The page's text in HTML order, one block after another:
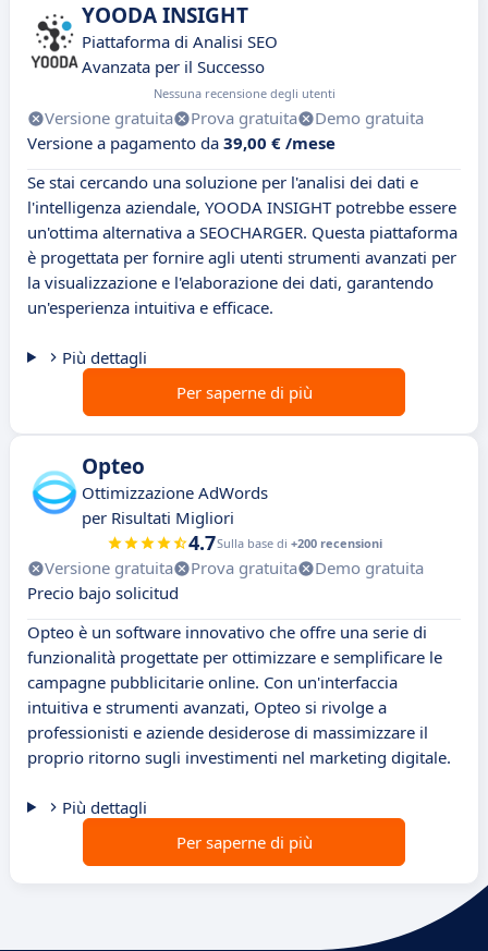
YOODA INSIGHT
Piattaforma di Analisi SEO
Avanzata per il Successo
Nessuna recensione degli utenti
Versione gratuita Prova gratuita
Demo gratuita
Versione a pagamento da 39,00 € /mese
Se stai cercando una soluzione per l'analisi dei dati e
l'intelligenza aziendale, YOODA INSIGHT potrebbe essere
un'ottima alternativa a SEOCHARGER. Questa piattaforma
è progettata per fornire agli utenti strumenti avanzati per
la visualizzazione e l'elaborazione dei dati, garantendo
un'esperienza intuitiva e efficace.
Più dettagli
Per saperne di più
Opteo
Ottimizzazione AdWords
per Risultati Migliori
4.7Sulla base di +200 recensioni
Versione gratuita Prova gratuita
Demo gratuita
Precio bajo solicitud
Opteo è un software innovativo che offre una serie di
funzionalità progettate per ottimizzare e semplificare le
campagne pubblicitarie online. Con un'interfaccia
intuitiva e strumenti avanzati, Opteo si rivolge a
professionisti e aziende desiderose di massimizzare il
proprio ritorno sugli investimenti nel marketing digitale.
Più dettagli
Per saperne di più